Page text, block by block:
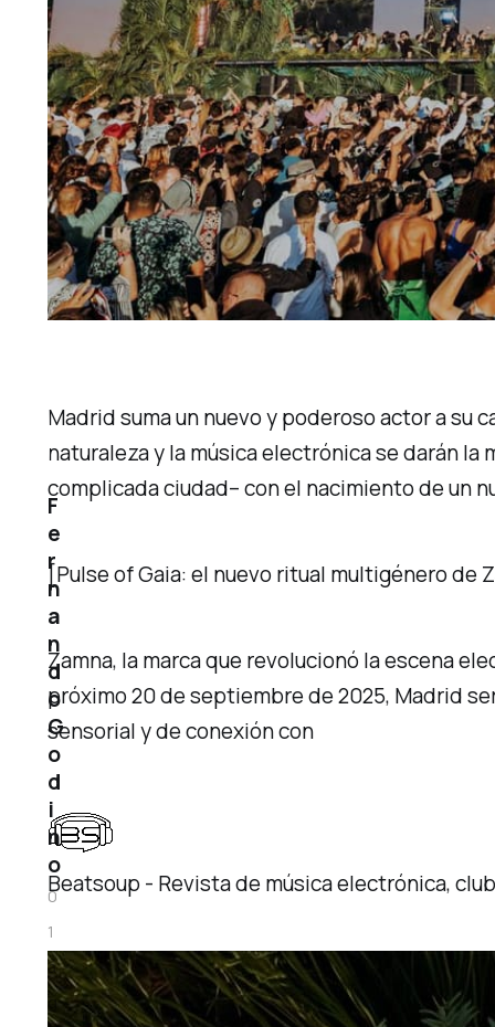
Madrid suma un nuevo y poderoso actor a
naturaleza y la música electrónica se darán
complicada ciudad– con el nacimiento de un
[Pulse of Gaia: el nuevo ritual multigénero de
Zamna, la marca que revolucionó la escena
próximo 20 de septiembre de 2025, Madrid
sensorial y de conexión con
Beatsoup - Revista de música electrónica,
F
e
r
n
a
n
d
o
G
o
d
i
n
o
0
1
a
g